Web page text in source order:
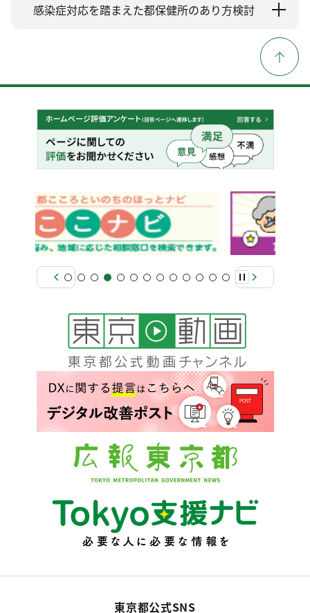
感染症対応を踏まえた都保健所のあり方検討
東京都公式SNS